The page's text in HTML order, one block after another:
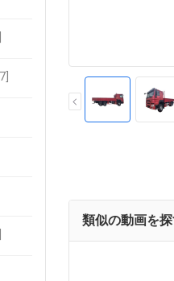
類似の動画を